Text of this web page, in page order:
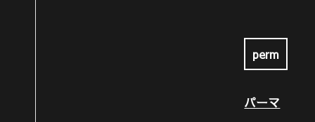
perm
パーマ